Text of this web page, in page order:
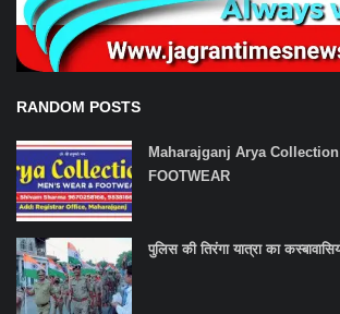
RANDOM POSTS
Maharajganj Arya
FOOTWEAR
पुलिस की तिरंगा यात्रा का